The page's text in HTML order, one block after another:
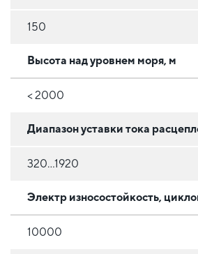
150
Высота над уровнем моря, м
< 2000
Диапазон уставки тока
320...1920
Электр износостойкость,
10000